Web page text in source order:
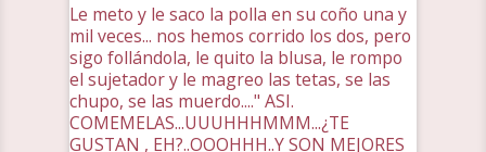
Le meto y le saco la polla en su coño una y
mil veces... nos hemos corrido los dos, pero
sigo follándola, le quito la blusa, le rompo
el sujetador y le magreo las tetas, se las
chupo, se las muerdo...." ASI.
COMEMELAS...UUUHHHMMM...¿TE
GUSTAN , EH?..OOOHHH..Y SON MEJORES